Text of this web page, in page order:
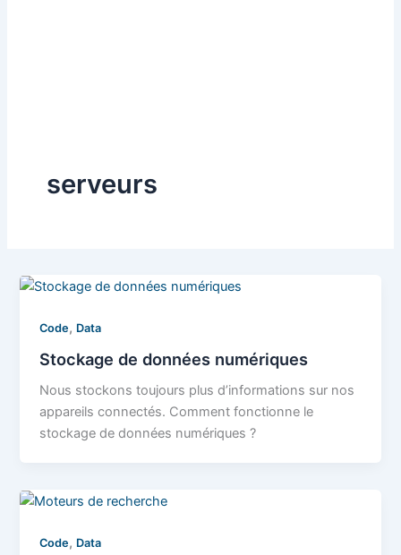
serveurs
Code, Data
Stockage de données numériques
Nous stockons toujours plus d’informations sur nos
appareils connectés. Comment fonctionne le
stockage de données numériques ?
Code, Data